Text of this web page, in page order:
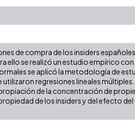
de compra de los insiders
se realizó un estudio empírico con
se aplicó la metodología de
regresiones lineales
de la concentración de
de los insiders y del efecto